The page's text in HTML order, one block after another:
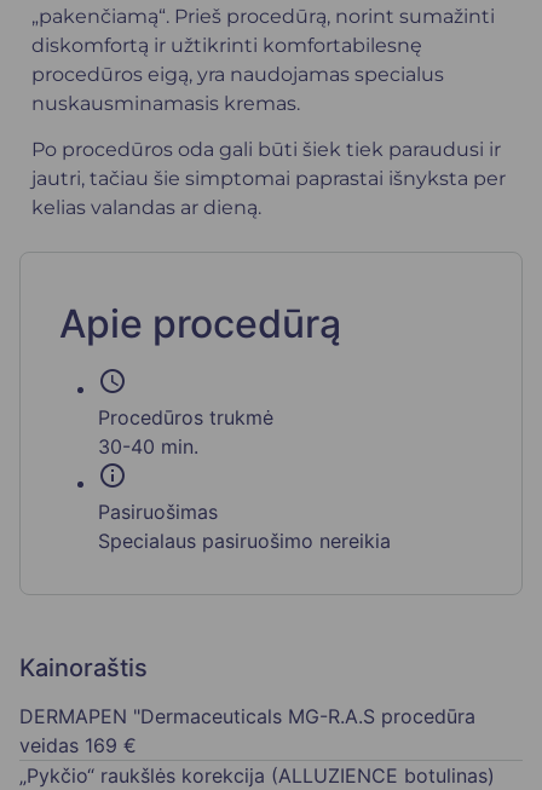
„pakenčiamą“. Prieš procedūrą, norint sumažinti
diskomfortą ir užtikrinti komfortabilesnę
procedūros eigą, yra naudojamas specialus
nuskausminamasis kremas.
Po procedūros oda gali būti šiek tiek paraudusi ir
jautri, tačiau šie simptomai paprastai išnyksta per
kelias valandas ar dieną.
Apie procedūrą
schedule
Procedūros trukmė
30-40 min.
info
Pasiruošimas
Specialaus pasiruošimo nereikia
Kainoraštis
DERMAPEN "Dermaceuticals MG-R.A.S procedūra
veidas 169 €
„Pykčio“ raukšlės korekcija (ALLUZIENCE botulinas)